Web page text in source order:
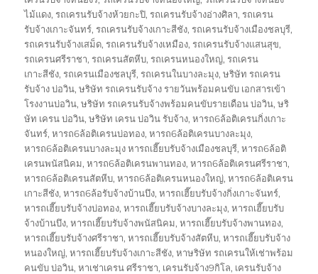
ไม้แดง,รถเครนรับจ้างห้วยกะปิ,รถเครนรับจ้างอ่างศิลา,รถเครน
รับจ้างเกาะจันทร์,รถเครนรับจ้างเกาะสีชัง,รถเครนรับจ้างเมืองชลบุรี,
รถเครนรับจ้างเสม็ด,รถเครนรับจ้างเหมือง,รถเครนรับจ้างแสนสุข,
รถเครนศรีราชา,รถเครนสัตหีบ,รถเครนหนองใหญ่,รถเครน
เกาะสีชัง,รถเครนเมืองชลบุรี,รถเครนในบางละมุง,ษริษัท รถเครน
รับจ้าง บ่อวิน,ษริษัท รถเครนรับจ้าง รายวันพร้อมคนขับ เอกสารเข้า
โรงงานบ่อวิน,ษริษัท รถเครนรับจ้างพร้อมคนขับรายเดือน บ่อวิน,ษริ
ษัท เครน บ่อวิน,ษริษัท เครน บ่อวิน รับจ้าง,หารถ6ล้อติเครนกิ่งเกาะ
จันทร์,หารถ6ล้อติเครนบ่อทอง,หารถ6ล้อติเครนบางละมุง,
หารถ6ล้อติเครนบางละมุง หารถเฮี๊ยบรับจ้างเมืองชลบุรี,หารถ6ล้อติ
เครนพนัสนิคม,หารถ6ล้อติเครนพานทอง,หารถ6ล้อติเครนศรีราชา,
หารถ6ล้อติเครนสัตหีบ,หารถ6ล้อติเครนหนองใหญ่,หารถ6ล้อติเครน
เกาะสีชัง,หารถ6ล้อรับจ้างบ้านบึง,หารถเฮี๊ยบรับจ้างกิ่งเกาะจันทร์,
หารถเฮี๊ยบรับจ้างบ่อทอง,หารถเฮี๊ยบรับจ้างบางละมุง,หารถเฮี๊ยบรับ
จ้างบ้านบึง,หารถเฮี๊ยบรับจ้างพนัสนิคม,หารถเฮี๊ยบรับจ้างพานทอง,
หารถเฮี๊ยบรับจ้างศรีราชา,หารถเฮี๊ยบรับจ้างสัตหีบ,หารถเฮี๊ยบรับจ้าง
หนองใหญ่,หารถเฮี๊ยบรับจ้างเกาะสีชัง,หาษริษัท รถเครนให้เช่าพร้อม
คนขับ บ่อวิน,หาเช่าเครน ศรีราชา, เครนรับจ้าง9กิโล, เครนรับจ้าง